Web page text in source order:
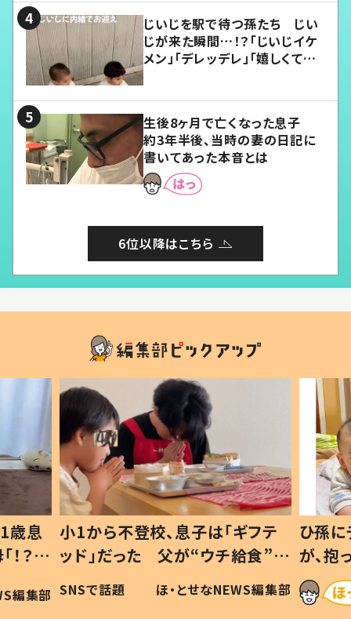
じいじを駅で待つ孫たち じい
じが来た瞬間…！？「じいじイケ
メン」「デレッデレ」「嬉しくて可
生後8ヶ月で亡くなった息子
約3年半後、当時の妻の日記に
書いてあった本音とは
6位以降はこちら
歳息
？」
編集部
小1から不登校、息子は「ギフテ
ッド」だった 父が“ウチ給食”を
作り続ける理由とは #令和の親
#令和の子
SNSで話題 ほ・とせなNEWS編集部
ひ孫
が、
「涙が
い」